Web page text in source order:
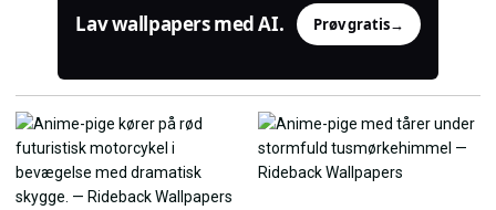
Lav wallpapers med AI. Prøv gratis→